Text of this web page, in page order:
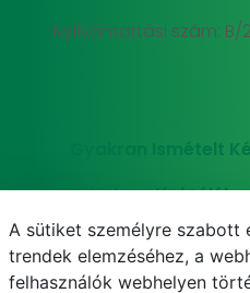
Nyilvántartási szám:
Gyakran Ismételt
Adatkezelési
Süti (cookie)
A sütiket személyre szabott
trendek elemzéséhez, a
felhasználók webhelyen